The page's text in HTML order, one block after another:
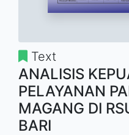
Text
ANALISIS
PELAYANAN
MAGANG DI
BARI